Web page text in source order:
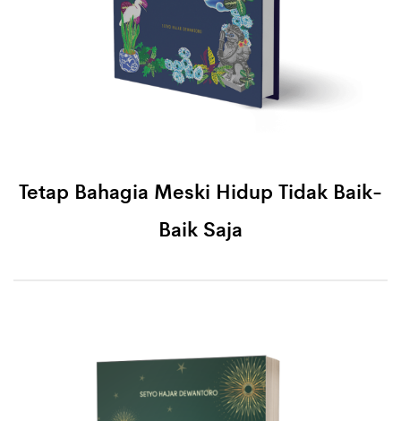
Tetap Bahagia Meski Hidup Tidak Baik-
Baik Saja